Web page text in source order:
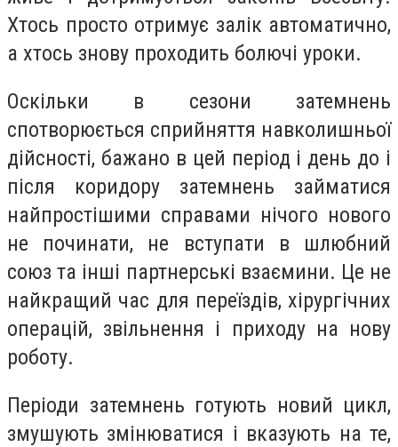
Хтось просто отримує залік автоматично,
а хтось знову проходить болючі уроки.
Оскільки в сезони затемнень
спотворюється сприйняття навколишньої
дійсності, бажано в цей період і день до і
після коридору затемнень займатися
найпростішими справами нічого нового
не починати, не вступати в шлюбний
союз та інші партнерські взаємини. Це не
найкращий час для переїздів, хірургічних
операцій, звільнення і приходу на нову
роботу.
Періоди затемнень готують новий цикл,
змушують змінюватися і вказують на те,